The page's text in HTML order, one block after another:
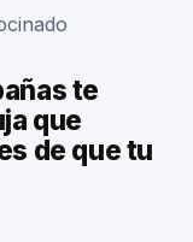
te
que
de que tu